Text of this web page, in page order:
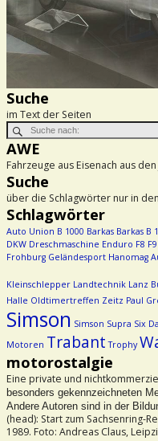
Suche
im Text der Seiten
AWE
Fahrzeuge aus Eisenach aus
Suche
über die Schlagwörter nur in
Schlagwörter
Auto Union B 1000 Barkas Barkas B
DKW Dreschmaschine Enduro F8 F9
Frohburg Geländesport Hanomag
Kleinschlepper Landtechnik Lanz
Halle Oldtimertreffen Zeitz Paul
Simson Simson Supra Six
Motoren Trabant Trophy
motorostalgie
Eine private und
besonders gekennzeichneten
Andere Autoren sind in der
(head): Start zum Sachsenring-
1989. Foto: Andreas Claus,